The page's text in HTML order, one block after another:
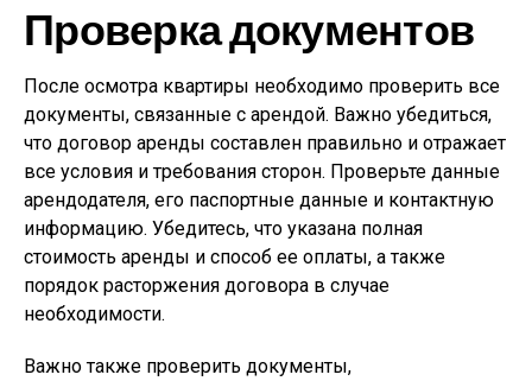
Проверка документов
После осмотра квартиры необходимо проверить все
документы, связанные с арендой. Важно убедиться,
что договор аренды составлен правильно и отражает
все условия и требования сторон. Проверьте данные
арендодателя, его паспортные данные и контактную
информацию. Убедитесь, что указана полная
стоимость аренды и способ ее оплаты, а также
порядок расторжения договора в случае
необходимости.
Важно также проверить документы,